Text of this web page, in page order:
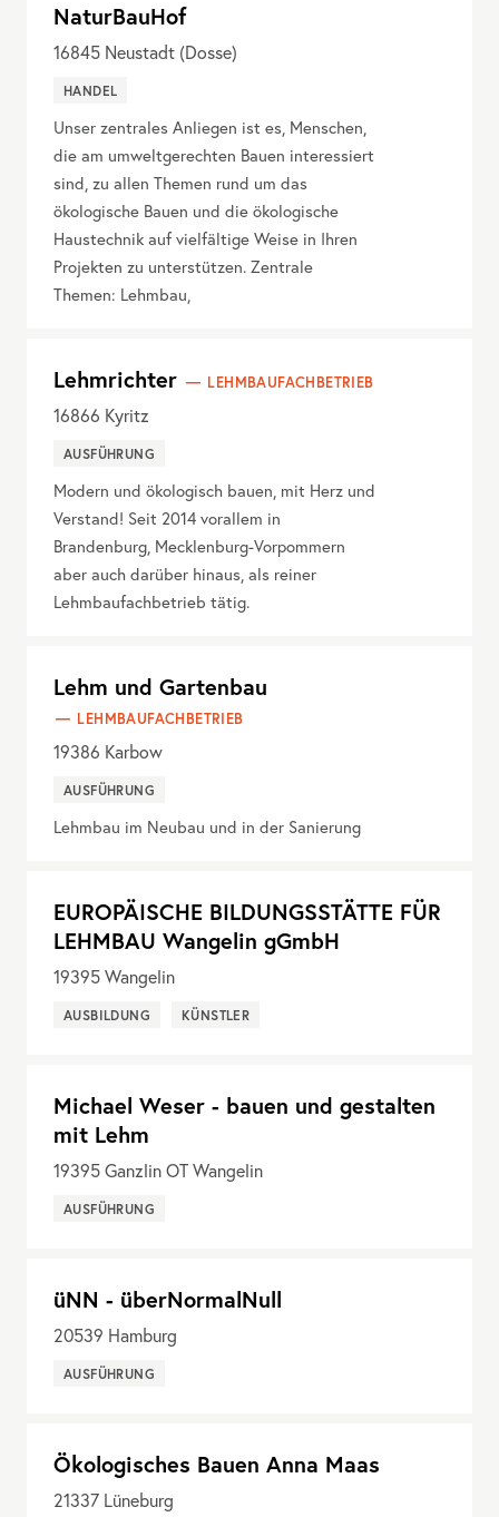
NaturBauHof
16845 Neustadt (Dosse)
HANDEL
Unser zentrales Anliegen ist es, Menschen,
die am umweltgerechten Bauen interessiert
sind, zu allen Themen rund um das
ökologische Bauen und die ökologische
Haustechnik auf vielfältige Weise in Ihren
Projekten zu unterstützen. Zentrale
Themen: Lehmbau,
Lehmrichter LEHMBAUFACHBETRIEB
16866 Kyritz
AUSFÜHRUNG
Modern und ökologisch bauen, mit Herz und
Verstand! Seit 2014 vorallem in
Brandenburg, Mecklenburg-Vorpommern
aber auch darüber hinaus, als reiner
Lehmbaufachbetrieb tätig.
Lehm und Gartenbau
LEHMBAUFACHBETRIEB
19386 Karbow
AUSFÜHRUNG
Lehmbau im Neubau und in der Sanierung
EUROPÄISCHE BILDUNGSSTÄTTE FÜR
LEHMBAU Wangelin gGmbH
19395 Wangelin
AUSBILDUNG KÜNSTLER
Michael Weser - bauen und gestalten
mit Lehm
19395 Ganzlin OT Wangelin
AUSFÜHRUNG
üNN - überNormalNull
20539 Hamburg
AUSFÜHRUNG
Ökologisches Bauen Anna Maas
21337 Lüneburg